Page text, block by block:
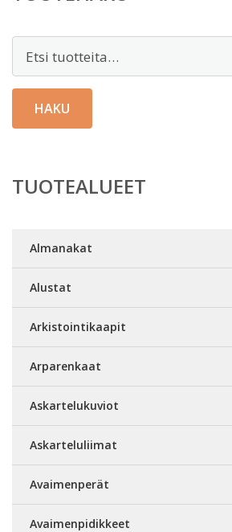
HAKU
TUOTEALUEET
Almanakat
Alustat
Arkistointikaapit
Arparenkaat
Askartelukuviot
Askarteluliimat
Avaimenperät
Avaimenpidikkeet